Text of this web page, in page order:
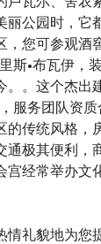
公园时，它
您可参观酒
斯•布瓦伊，
。这个杰出
服务团队资
传统风格，
极其便利，
经常举办文
礼貌地为您